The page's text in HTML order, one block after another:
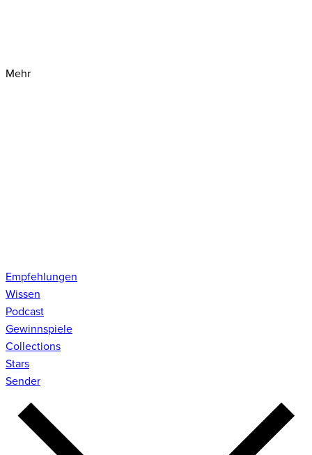
Mehr
Empfehlungen
Wissen
Podcast
Gewinnspiele
Collections
Stars
Sender